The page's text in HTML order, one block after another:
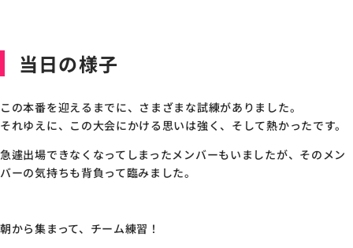
当日の様子
この本番を迎えるまでに、さまざまな試練がありました。
それゆえに、この大会にかける思いは強く、そして熱かったです。
急遽出場できなくなってしまったメンバーもいましたが、そのメン
バーの気持ちも背負って臨みました。
朝から集まって、チーム練習！